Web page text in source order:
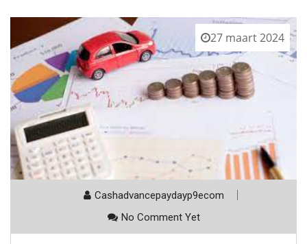
27 maart 2024
Cashadvancepaydayp9ecom
No Comment Yet